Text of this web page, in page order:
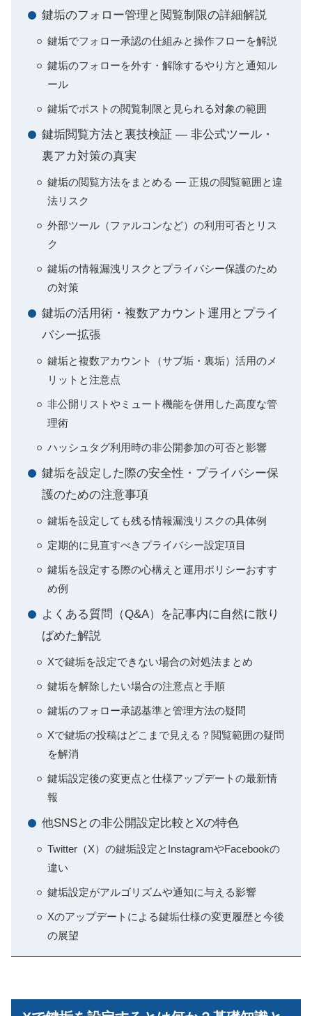
鍵垢のフォロー管理と閲覧制限の詳細解説
鍵垢でフォロー承認の仕組みと操作フローを解説
鍵垢のフォローを外す・解除するやり方と通知ル
ール
鍵垢でポストの閲覧制限と見られる対象の範囲
鍵垢閲覧方法と裏技検証 — 非公式ツール・
裏アカ対策の真実
鍵垢の閲覧方法をまとめる — 正規の閲覧範囲と違
法リスク
外部ツール（ファルコンなど）の利用可否とリス
ク
鍵垢の情報漏洩リスクとプライバシー保護のため
の対策
鍵垢の活用術・複数アカウント運用とプライ
バシー拡張
鍵垢と複数アカウント（サブ垢・裏垢）活用のメ
リットと注意点
非公開リストやミュート機能を併用した高度な管
理術
ハッシュタグ利用時の非公開参加の可否と影響
鍵垢を設定した際の安全性・プライバシー保
護のための注意事項
鍵垢を設定しても残る情報漏洩リスクの具体例
定期的に見直すべきプライバシー設定項目
鍵垢を設定する際の心構えと運用ポリシーおすす
め例
よくある質問（Q&A）を記事内に自然に散り
ばめた解説
Xで鍵垢を設定できない場合の対処法まとめ
鍵垢を解除したい場合の注意点と手順
鍵垢のフォロー承認基準と管理方法の疑問
Xで鍵垢の投稿はどこまで見える？閲覧範囲の疑問
を解消
鍵垢設定後の変更点と仕様アップデートの最新情
報
他SNSとの非公開設定比較とXの特色
Twitter（X）の鍵垢設定とInstagramやFacebookの
違い
鍵垢設定がアルゴリズムや通知に与える影響
Xのアップデートによる鍵垢仕様の変更履歴と今後
の展望